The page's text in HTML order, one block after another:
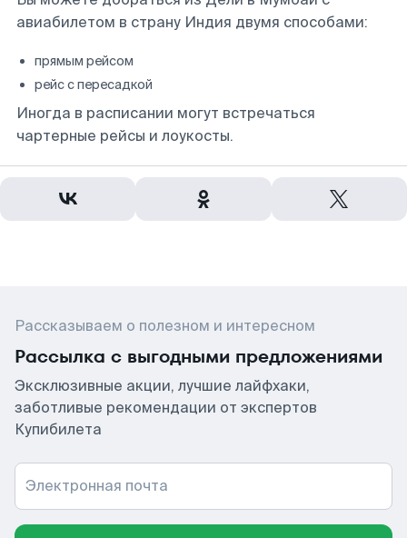
авиабилетом в страну Индия двумя способами:
прямым рейсом
рейс с пересадкой
Иногда в расписании могут встречаться
чартерные рейсы и лоукосты.
Рассказываем о полезном и интересном
Рассылка с выгодными предложениями
Эксклюзивные акции, лучшие лайфхаки,
заботливые рекомендации от экспертов
Купибилета
Электронная почта